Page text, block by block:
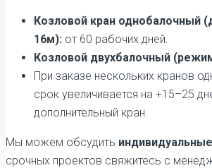
Козловой кран однобалочный
16м): от 60 рабочих дней.
Козловой двухбалочный
При заказе нескольких кранов
срок увеличивается на +15–25
дополнительный кран.
Мы можем обсудить
срочных проектов свяжитесь с